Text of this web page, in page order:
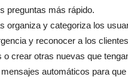
preguntas más rápido.
organiza y categoriza los
y reconocer a los
o crear otras nuevas que
automáticos para